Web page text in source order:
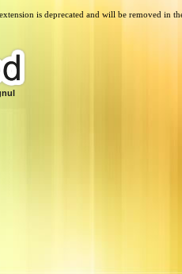
is deprecated and will be removed in